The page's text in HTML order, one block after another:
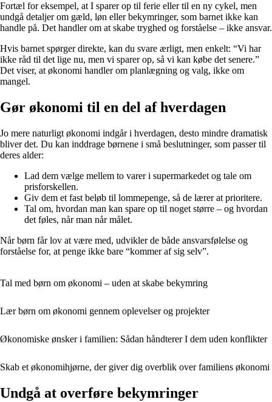
Fortæl for eksempel, at I sparer op til ferie eller til en ny cykel, men
undgå detaljer om gæld, løn eller bekymringer, som barnet ikke kan
handle på. Det handler om at skabe tryghed og forståelse – ikke ansvar.
Hvis barnet spørger direkte, kan du svare ærligt, men enkelt: “Vi har
ikke råd til det lige nu, men vi sparer op, så vi kan købe det senere.”
Det viser, at økonomi handler om planlægning og valg, ikke om
mangel.
Gør økonomi til en del af hverdagen
Jo mere naturligt økonomi indgår i hverdagen, desto mindre dramatisk
bliver det. Du kan inddrage børnene i små beslutninger, som passer til
deres alder:
Lad dem vælge mellem to varer i supermarkedet og tale om
prisforskellen.
Giv dem et fast beløb til lommepenge, så de lærer at prioritere.
Tal om, hvordan man kan spare op til noget større – og hvordan
det føles, når man når målet.
Når børn får lov at være med, udvikler de både ansvarsfølelse og
forståelse for, at penge ikke bare “kommer af sig selv”.
Tal med børn om økonomi – uden at skabe bekymring
Lær børn om økonomi gennem oplevelser og projekter
Økonomiske ønsker i familien: Sådan håndterer I dem uden konflikter
Skab et økonomihjørne, der giver dig overblik over familiens økonomi
Undgå at overføre bekymringer